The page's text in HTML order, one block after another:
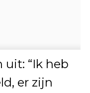
uit: “Ik heb
er zijn